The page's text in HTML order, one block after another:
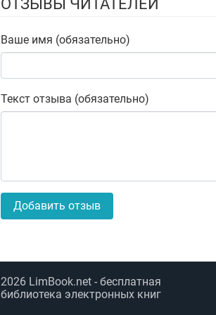
ОТЗЫВЫ ЧИТАТЕЛЕЙ
Ваше имя (обязательно)
Текст отзыва (обязательно)
Добавить отзыв
2026 LimBook.net - бесплатная
библиотека электронных книг